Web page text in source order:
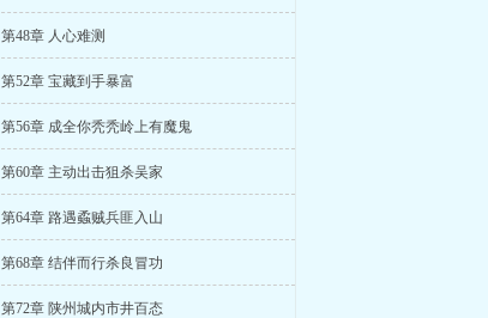
第48章 人心难测
第52章 宝藏到手暴富
第56章 成全你秃秃岭上有魔鬼
第60章 主动出击狙杀吴家
第64章 路遇蟊贼兵匪入山
第68章 结伴而行杀良冒功
第72章 陕州城内市井百态